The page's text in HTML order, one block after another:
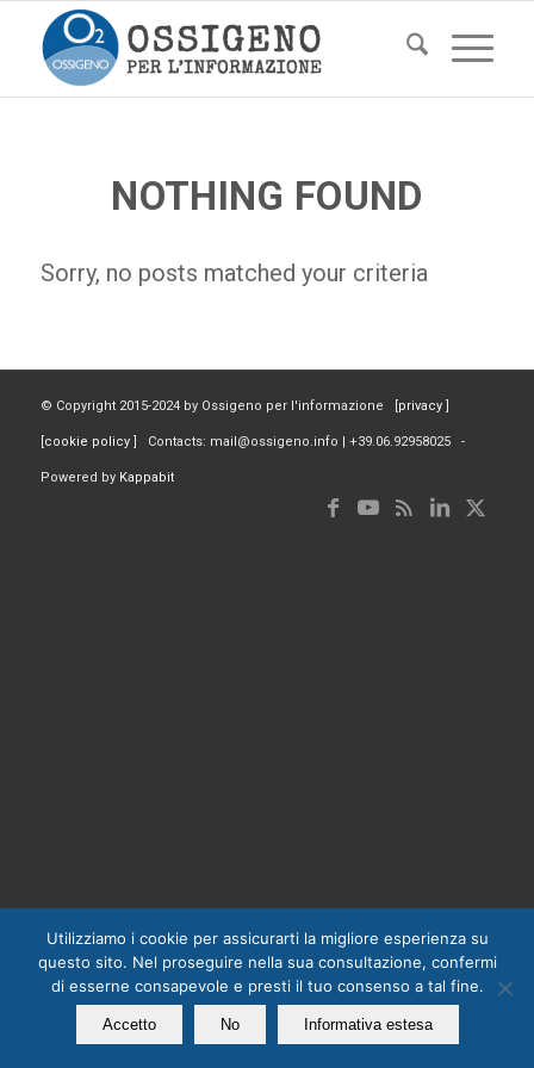
NOTHING FOUND
Sorry, no posts matched your criteria
© Copyright 2015-2024 by Ossigeno per l'informazione [privacy ]
[cookie policy ] Contacts: mail@ossigeno.info | +39.06.92958025 -
Powered by Kappabit
Utilizziamo i cookie per assicurarti la migliore esperienza su
questo sito. Nel proseguire nella sua consultazione, confermi
di esserne consapevole e presti il tuo consenso a tal fine.
Accetto No Informativa estesa